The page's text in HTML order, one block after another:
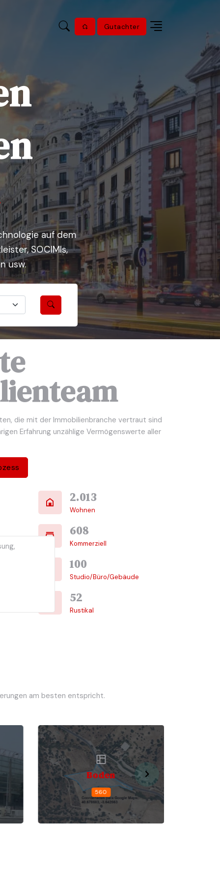
Gutachter
auf dem
SOCIMIs,
usw.
die mit der Immobilienbranche vertraut sind
Erfahrung unzählige Vermögenswerte aller
2.013
Wohnen
608
Kommerziell
100
Studio/Büro/Gebäude
52
Rustikal
am besten entspricht.
Boden
560